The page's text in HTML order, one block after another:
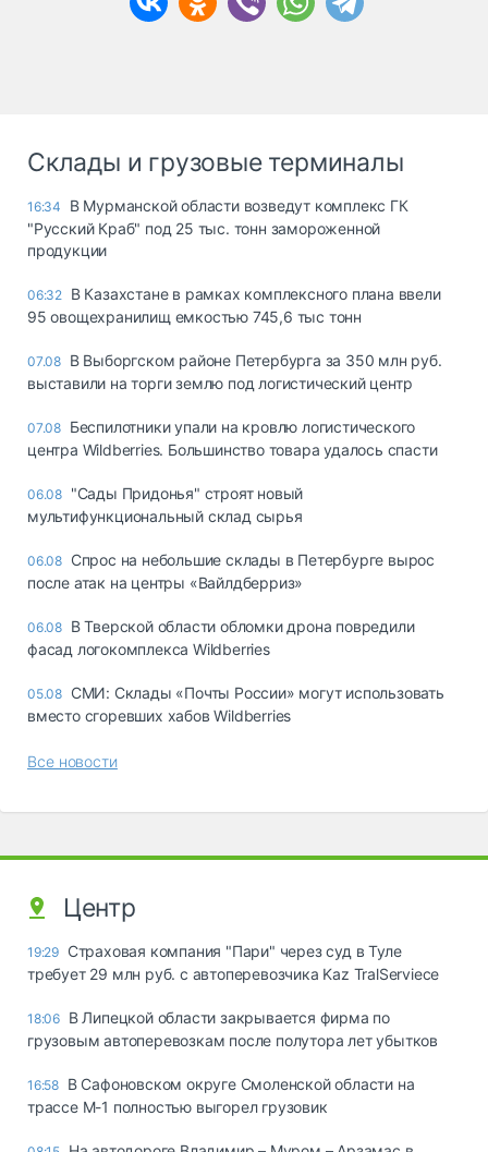
Склады и грузовые терминалы
16:34
В Мурманской области возведут комплекс ГК
"Русский Краб" под 25 тыс. тонн замороженной
продукции
06:32 В Казахстане в рамках комплексного плана ввели
95 овощехранилищ емкостью 745,6 тыс тонн
07.08 В Выборгском районе Петербурга за 350 млн руб.
выставили на торги землю под логистический центр
07.08 Беспилотники упали на кровлю логистического
центра Wildberries. Большинство товара удалось спасти
06.08 "Сады Придонья" строят новый
мультифункциональный склад сырья
06.08 Спрос на небольшие склады в Петербурге вырос
после атак на центры «Вайлдберриз»
06.08 В Тверской области обломки дрона повредили
фасад логокомплекса Wildberries
05.08 СМИ: Склады «Почты России» могут использовать
вместо сгоревших хабов Wildberries
Все новости
Центр
19:29 Страховая компания "Пари" через суд в Туле
требует 29 млн руб. с автоперевозчика Kaz TralServiece
18:06 В Липецкой области закрывается фирма по
грузовым автоперевозкам после полутора лет убытков
16:58 В Сафоновском округе Смоленской области на
трассе М-1 полностью выгорел грузовик